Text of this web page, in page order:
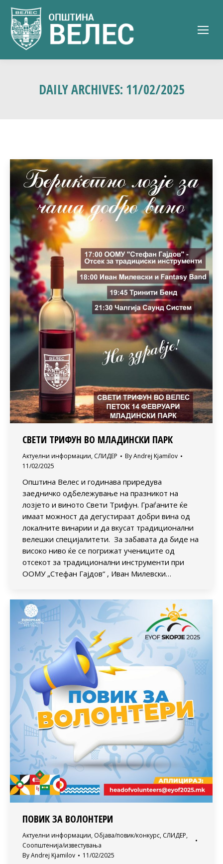
DAILY ARCHIVES: 11/02/2025
СВЕТИ ТРИФУН ВО МЛАДИНСКИ ПАРК
Актуелни информации, СЛИДЕР ByAndrej Kjamilov
11/02/2025
Општина Велес и годинава приредува
заедничко одбележување на празникот на
лозјето и виното Свети Трифун. Граѓаните ќе
имаат можност да дегустираат добри вина од
локалните винарии и да вкусат традиционални
велешки специјалитети. За забавата да биде на
високо ниво ќе се погрижат учениците од
отсекот за традиционални инструменти при
ООМУ „Стефан Гајдов“ , Иван Милевски…
ПОВИК ЗА ВОЛОНТЕРИ
Актуелни информации, Објава/повик/конкурс, СЛИДЕР,
Соопштенија/известувања
ByAndrej Kjamilov 11/02/2025